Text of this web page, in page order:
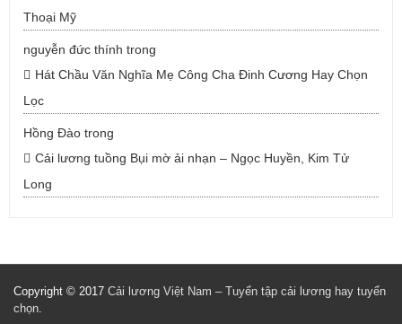
Thoại Mỹ
nguyễn đức thính trong
Hát Chầu Văn Nghĩa Mẹ Công Cha Đinh Cương Hay Chọn
Lọc
Hồng Đào trong
Cải lương tuồng Bụi mờ ải nhạn – Ngọc Huyền, Kim Tử
Long
Copyright © 2017 Cải lương Việt Nam – Tuyển tập cải lương hay tuyển
chọn.